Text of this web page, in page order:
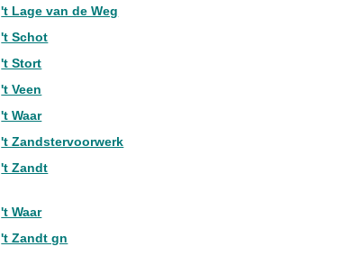
't Lage van de Weg
't Schot
't Stort
't Veen
't Waar
't Zandstervoorwerk
't Zandt
't Waar
't Zandt gn